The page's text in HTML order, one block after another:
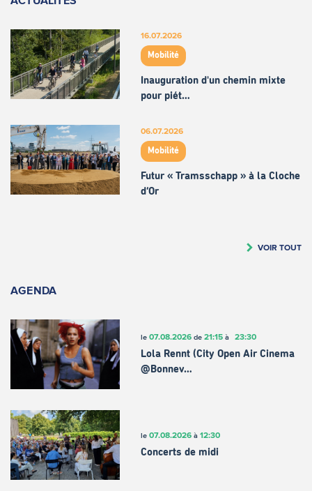
16.07.2026
Mobilité
Inauguration d'un chemin mixte
pour piét…
06.07.2026
Mobilité
Futur « Tramsschapp » à la Cloche
d’Or
VOIR TOUT
AGENDA
le 07.08.2026de 21:15à 23:30
Lola Rennt (City Open Air Cinema
@Bonnev…
le 07.08.2026à 12:30
Concerts de midi